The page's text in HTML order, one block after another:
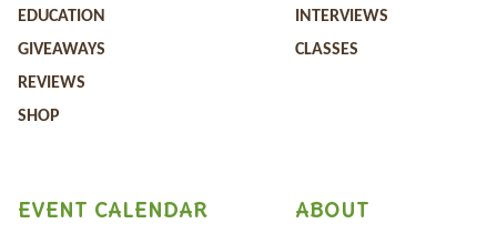
EDUCATION
GIVEAWAYS
REVIEWS
SHOP
INTERVIEWS
CLASSES
ABOUT
EVENT CALENDAR